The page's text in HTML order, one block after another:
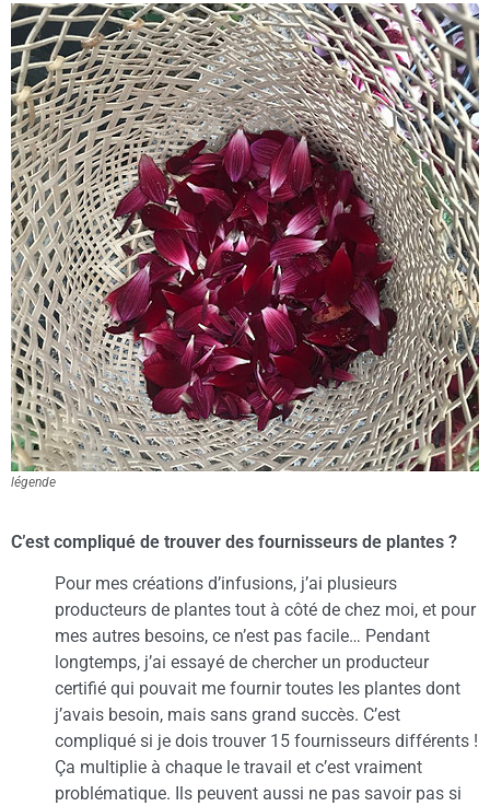
légende
C’est compliqué de trouver des fournisseurs de plantes ?
Pour mes créations d’infusions, j’ai plusieurs
producteurs de plantes tout à côté de chez moi, et pour
mes autres besoins, ce n’est pas facile… Pendant
longtemps, j’ai essayé de chercher un producteur
certifié qui pouvait me fournir toutes les plantes dont
j’avais besoin, mais sans grand succès. C’est
compliqué si je dois trouver 15 fournisseurs différents !
Ça multiplie à chaque le travail et c’est vraiment
problématique. Ils peuvent aussi ne pas savoir pas si